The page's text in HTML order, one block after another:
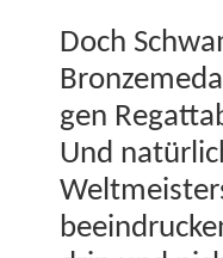
Doch
gen
Und